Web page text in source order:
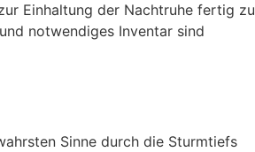
Einhaltung der Nachtruhe fertig zu
notwendiges Inventar sind
Sinne durch die Sturmtiefs